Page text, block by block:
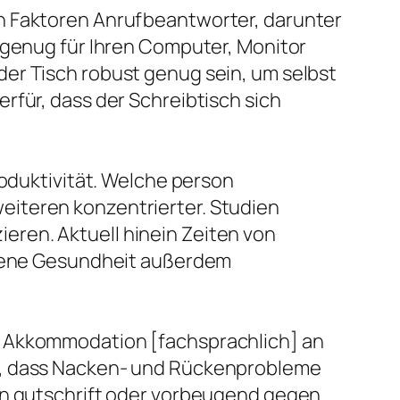
Faktoren Anrufbeantworter, darunter
für Ihren Computer, Monitor
Tisch robust genug sein, um selbst
dass der Schreibtisch sich
Welche person
konzentrierter. Studien
Aktuell hinein Zeiten von
Gesundheit außerdem
[fachsprachlich] an
Nacken- und Rückenprobleme